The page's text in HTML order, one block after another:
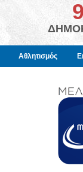
Αθλητισμός